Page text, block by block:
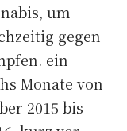
um
gegen
ein
Monate von
2015 bis